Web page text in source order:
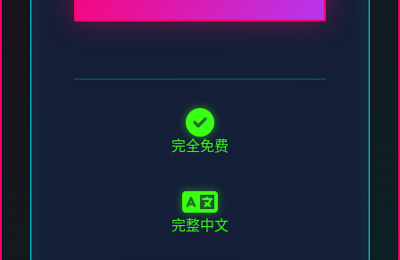
完全免费
完整中文